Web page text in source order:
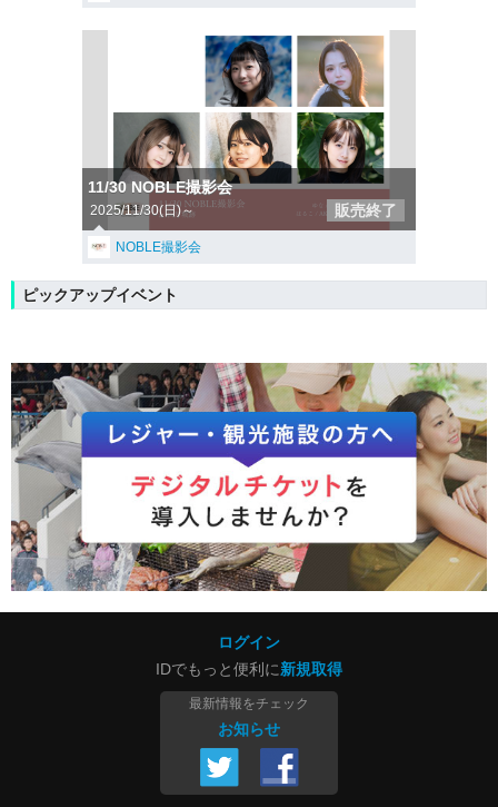
11/30 NOBLE撮影会
2025/11/30(日)～ 販売終了
NOBLE撮影会
ピックアップイベント
ログイン
IDでもっと便利に新規取得
最新情報をチェック
お知らせ